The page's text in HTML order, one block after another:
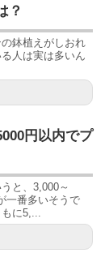
？
鉢植えがしおれ
人は実は多いん
円以内でプ
と、3,000～
一番多いそうで
に5,...